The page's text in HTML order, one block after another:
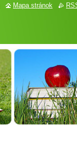
Mapa stránok